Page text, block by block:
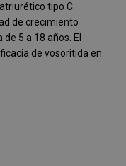
tipo C
de crecimiento
5 a 18 años. El
de vosoritida en